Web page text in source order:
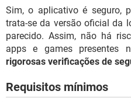
Sim, o aplicativo é seguro,
trata-se da versão oficial da
parecido. Assim, não há
apps e games presentes
rigorosas verificações de
Requisitos mínimos